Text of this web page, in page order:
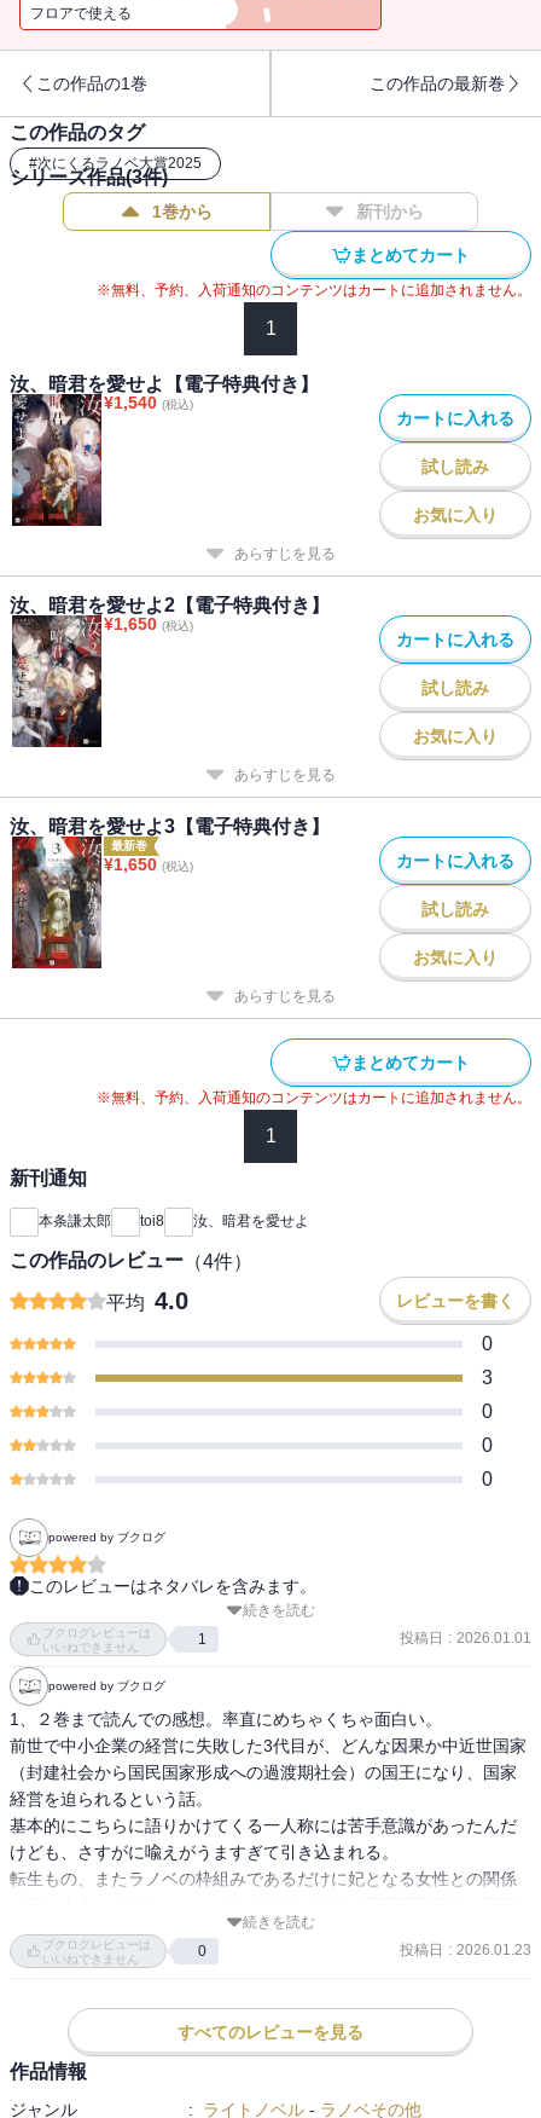
――ぼくは王だ。そう在りつづけなければならない。逆境の中で足
フロアで使える
この作品の1巻 この作品の最新巻
この作品のタグ
#次にくるラノベ大賞2025
シリーズ作品(3件)
1巻から 新刊から
まとめてカート
※無料、予約、入荷通知のコンテンツはカートに追加されません。
1
汝、暗君を愛せよ【電子特典付き】
¥1,540 (税込)
カートに入れる
試し読み
お気に入り
あらすじを見る
汝、暗君を愛せよ2【電子特典付き】
¥1,650 (税込)
カートに入れる
試し読み
お気に入り
あらすじを見る
汝、暗君を愛せよ3【電子特典付き】
最新巻
¥1,650 (税込) カートに入れる
試し読み
お気に入り
あらすじを見る
まとめてカート
※無料、予約、入荷通知のコンテンツはカートに追加されません。
1
新刊通知
本条謙太郎 toi8 汝、暗君を愛せよ
この作品のレビュー （4件）
平均 4.0 レビューを書く
0
3
0
0
0
powered by ブクログ
このレビューはネタバレを含みます。
えっ、これで終わり……！？　そんなバカな。とはなったけど、だ
らだら続くよりは潔くていいのかもしれない。
あとがきには第一部完とあったので、なんかまた始まるのかな？
続きを読む
ブクログレビューは
いいねできません
1 投稿日 : 2026.01.01
powered by ブクログ
1、２巻まで読んでの感想。率直にめちゃくちゃ面白い。
前世で中小企業の経営に失敗した3代目が、どんな因果か中近世国家
（封建社会から国民国家形成への過渡期社会）の国王になり、国家
経営を迫られるという話。
基本的にこちらに語りかけてくる一人称には苦手意識があったんだ
けども、さすがに喩えがうますぎて引き込まれる。
転生もの、またラノベの枠組みであるだけに妃となる女性との関係
の取扱い...の諸問題に直結している様を説得的に描き出す手腕がすご
い。
が付きものであるが、筆者はまさにその点で此処しかないという道
筋を描き出しているような気もする。
細かい点を言い出すとキリがないが、全体の話としてはやはり、諸
続きを読む
ブクログレビューは
いいねできません
0 投稿日 : 2026.01.23
すべてのレビューを見る
作品情報
ジャンル : ライトノベル - ラノベその他